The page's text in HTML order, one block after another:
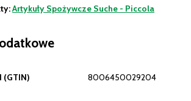
Artykuły Spożywcze Suche - Piccola
(GTIN) 8006450029204